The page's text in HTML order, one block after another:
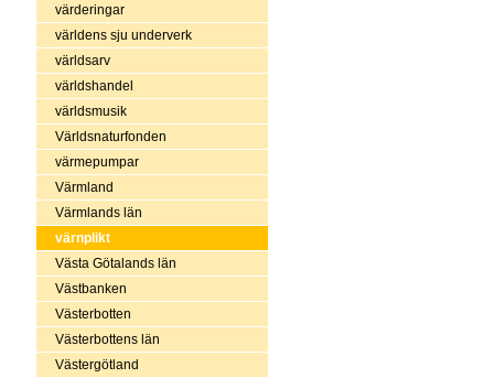
värderingar
världens sju underverk
världsarv
världshandel
världsmusik
Världsnaturfonden
värmepumpar
Värmland
Värmlands län
värnplikt
Västa Götalands län
Västbanken
Västerbotten
Västerbottens län
Västergötland